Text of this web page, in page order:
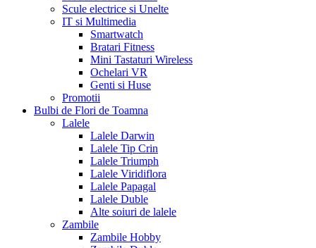
Scule electrice si Unelte
IT si Multimedia
Smartwatch
Bratari Fitness
Mini Tastaturi Wireless
Ochelari VR
Genti si Huse
Promotii
Bulbi de Flori de Toamna
Lalele
Lalele Darwin
Lalele Tip Crin
Lalele Triumph
Lalele Viridiflora
Lalele Papagal
Lalele Duble
Alte soiuri de lalele
Zambile
Zambile Hobby